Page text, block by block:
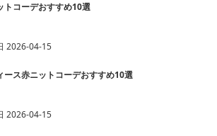
トコーデおすすめ10選
2026-04-15
ース赤ニットコーデおすすめ10選
2026-04-15